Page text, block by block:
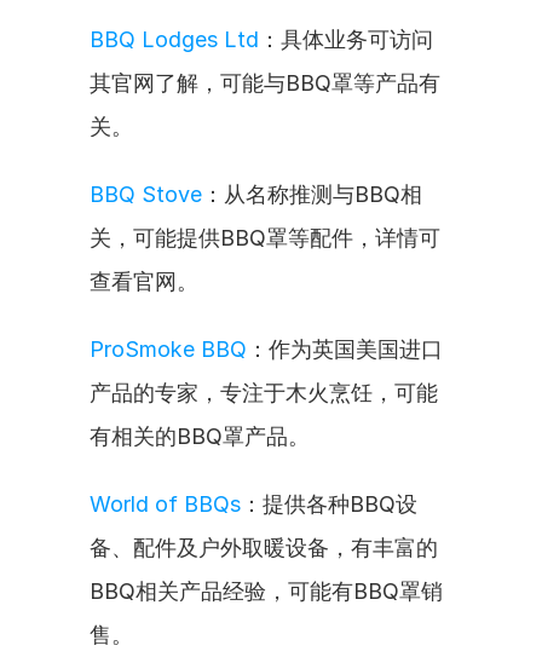
BBQ Lodges Ltd ：具体业务可访问
其官网了解，可能与BBQ罩等产品有
关。
BBQ Stove ：从名称推测与BBQ相
关，可能提供BBQ罩等配件，详情可
查看官网。
ProSmoke BBQ ：作为英国美国进口
产品的专家，专注于木火烹饪，可能
有相关的BBQ罩产品。
World of BBQs ：提供各种BBQ设
备、配件及户外取暖设备，有丰富的
BBQ相关产品经验，可能有BBQ罩销
售。